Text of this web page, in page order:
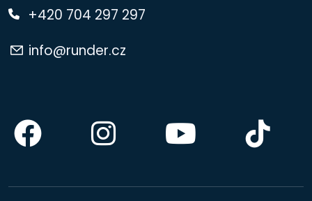
+420 704 297 297
info@runder.cz